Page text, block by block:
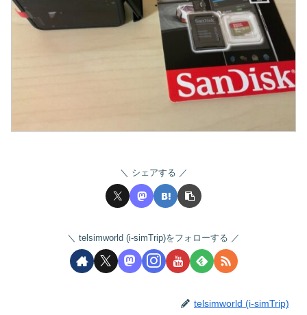
シェアする
telsimworld (i-simTrip)をフォローする
telsimworld (i-simTrip)